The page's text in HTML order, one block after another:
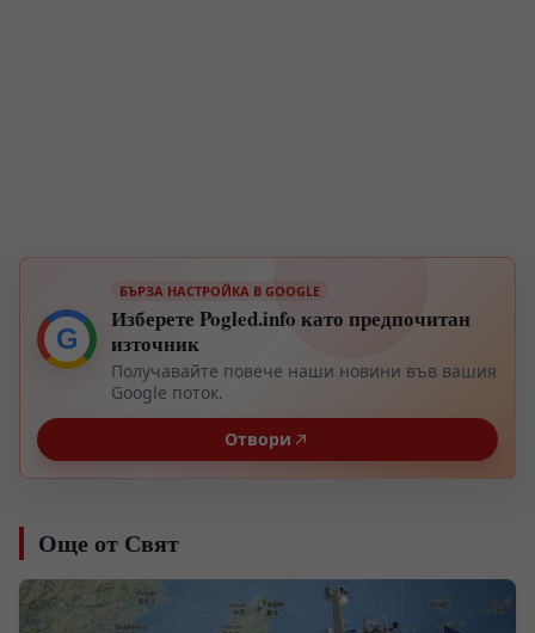
G
БЪРЗА НАСТРОЙКА В GOOGLE
Изберете Pogled.info като предпочитан
източник
Получавайте повече наши новини във вашия
Google поток.
Отвори
Още от Свят